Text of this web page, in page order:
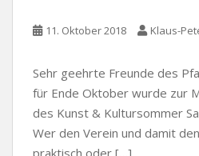
11. Oktober 2018 Klaus-
Sehr geehrte Freunde des
für Ende Oktober wurde zur
des Kunst & Kultursommer
Wer den Verein und damit
praktisch oder […]